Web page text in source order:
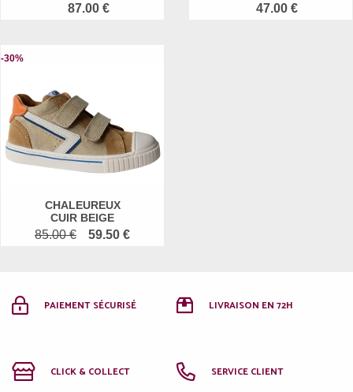
87.00 € 47.00 €
-30%
CHALEUREUX
CUIR BEIGE
85.00 € 59.50 €
PAIEMENT SÉCURISÉ LIVRAISON EN 72H
CLICK & COLLECT SERVICE CLIENT